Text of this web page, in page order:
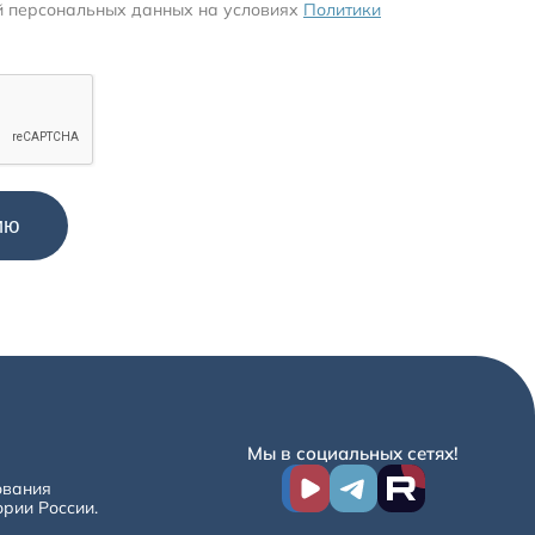
данных на условиях Политики
России.
Мы в социальных сетях!